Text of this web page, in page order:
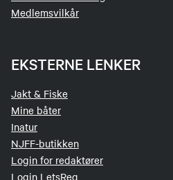
Medlemsvilkår
EKSTERNE LENKER
Jakt & Fiske
Mine båter
Inatur
NJFF-butikken
Login for redaktører
Login LetsReg